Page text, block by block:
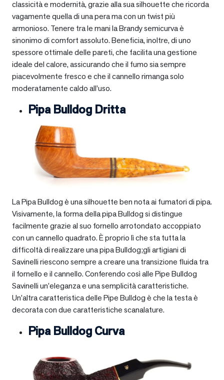
classicità e modernità, grazie alla sua silhouette che ricorda
vagamente quella di una pera ma con un twist più
armonioso. Tenere tra le mani la Brandy semicurva è
sinonimo di comfort assoluto. Beneficia, inoltre, di uno
spessore ottimale delle pareti, che facilita una gestione
ideale del calore, assicurando che il fumo sia sempre
piacevolmente fresco e che il cannello rimanga solo
moderatamente caldo all’uso.
Pipa Bulldog Dritta
La Pipa Bulldog è una silhouette ben nota ai fumatori di pipa.
Visivamente, la forma della pipa Bulldog si distingue
facilmente grazie al suo fornello arrotondato accoppiato
con un cannello quadrato. È proprio lì che sta tutta la
difficoltà di realizzare una pipa Bulldog;gli artigiani di
Savinelli riescono sempre a creare una transizione fluida tra
il fornello e il cannello. Conferendo così alle Pipe Bulldog
Savinelli un’eleganza e una semplicità caratteristiche.
Un’altra caratteristica delle Pipe Bulldog è che la testa è
decorata con due caratteristiche scanalature.
Pipa Bulldog Curva